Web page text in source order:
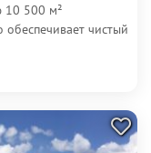
10 500 м²
чистый